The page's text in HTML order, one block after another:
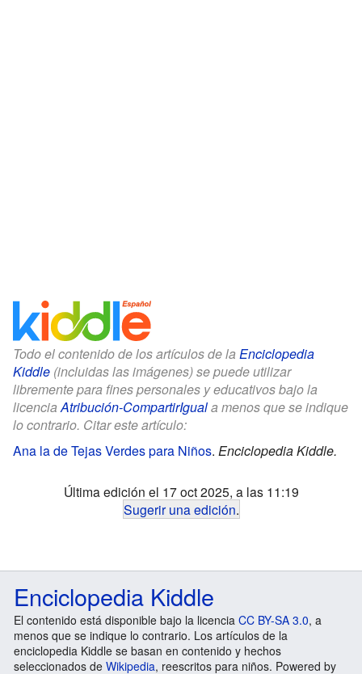
Todo el contenido de los artículos de la Enciclopedia
Kiddle (incluidas las imágenes) se puede utilizar
libremente para fines personales y educativos bajo la
licenciaAtribución-CompartirIguala menos que se indique
lo contrario. Citar este artículo:
Ana la de Tejas Verdes para Niños. Enciclopedia Kiddle.
Última edición el 17 oct 2025, a las 11:19
Sugerir una edición.
Enciclopedia Kiddle
El contenido está disponible bajo la licencia CC BY-SA 3.0, a
menos que se indique lo contrario. Los artículos de la
enciclopedia Kiddle se basan en contenido y hechos
seleccionados de Wikipedia, reescritos para niños. Powered by